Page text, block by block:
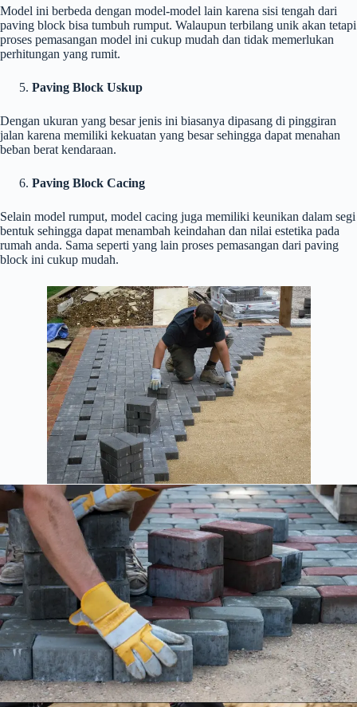
Model ini berbeda dengan model-model lain karena sisi tengah dari
paving block bisa tumbuh rumput. Walaupun terbilang unik akan tetapi
proses pemasangan model ini cukup mudah dan tidak memerlukan
perhitungan yang rumit.
Paving Block Uskup
Dengan ukuran yang besar jenis ini biasanya dipasang di pinggiran
jalan karena memiliki kekuatan yang besar sehingga dapat menahan
beban berat kendaraan.
Paving Block Cacing
Selain model rumput, model cacing juga memiliki keunikan dalam segi
bentuk sehingga dapat menambah keindahan dan nilai estetika pada
rumah anda. Sama seperti yang lain proses pemasangan dari paving
block ini cukup mudah.